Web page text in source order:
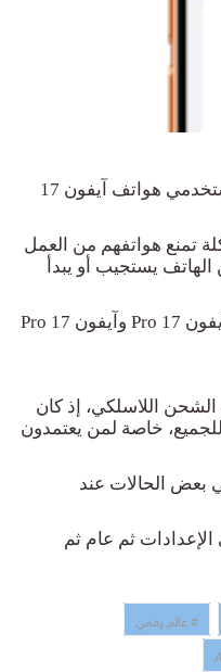
لمعالجة مشكلة شحن أثرت على عدد من مستخدمي هواتف آيفون 17
تمنع هواتفهم من العمل
يستجيب أو يبدأ
وآيفون 17
Pro
اللاسلكي، إذ كان
خاصة لمن يعتمدون
بعض الحالات عند
الإعدادات ثم عام ثم
# عالم رقمي